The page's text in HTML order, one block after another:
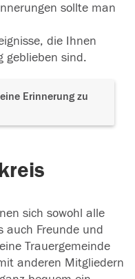
sollte man
die Ihnen
geblieben sind.
Erinnerung zu
sich sowohl alle
auch Freunde und
Trauergemeinde
anderen Mitgliedern